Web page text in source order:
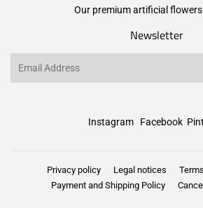
Our premium artificial
Newsletter
Instagram Facebook
Privacy policy Legal notices
Payment and Shipping Policy